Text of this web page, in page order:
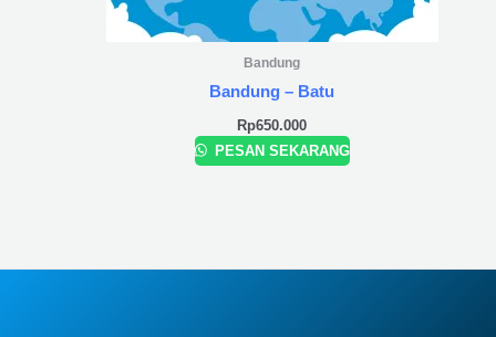
Bandung
Bandung – Batu
Rp650.000
PESAN SEKARANG